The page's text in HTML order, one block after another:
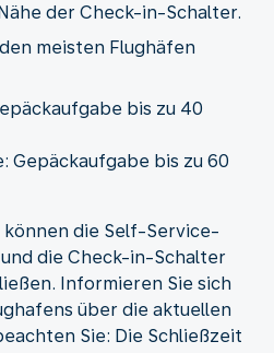
der Check-in-Schalter.
meisten Flughäfen
bis zu 40
bis zu 60
können die Self-Service-
die Check-in-Schalter
Informieren Sie sich
über die aktuellen
Sie: Die Schließzeit